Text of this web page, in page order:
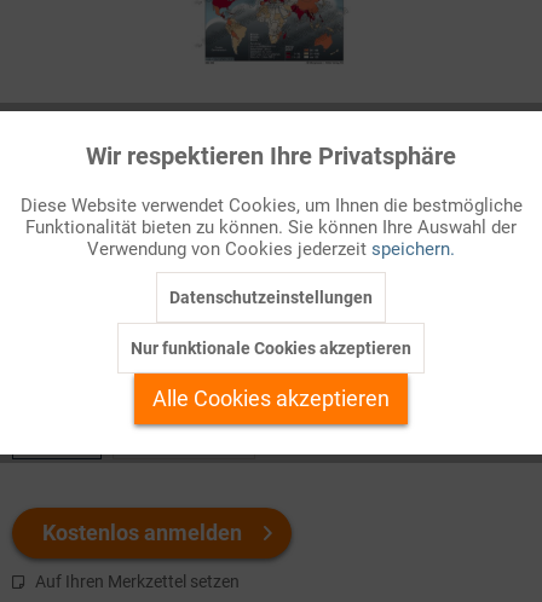
Verwundbar durch Klimawandel
Die Auswirkungen des Klimawandels auf die Ökosysteme der
Erde sind längst zu spüren. Das gehäufte Auftreten extremer
Welchen Download brauchen Sie?
s/w-Version
Kostenlos anmelden
Auf Ihren Merkzettel setzen
Funktionale Aktiv
Marketing Inaktiv
Personalisierung Inaktiv
Service
Wir respektieren Ihre Privatsphäre
Diese Website verwendet Cookies, um Ihnen die bestmögliche
Funktionalität bieten zu können. Sie können Ihre Auswahl der
Verwendung von Cookies jederzeit speichern.
Datenschutzeinstellungen
Nur funktionale Cookies akzeptieren
Alle Cookies akzeptieren